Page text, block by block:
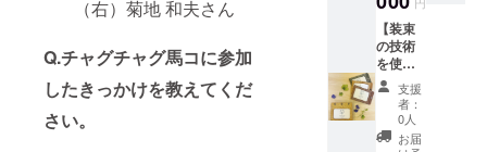
（右）菊地 和夫さん
Q.チャグチャグ馬コに参加
したきっかけを教えてくだ
さい。
力くだ
さい。
※返品・
交換は
承って
おりま
せんの
で、あ
入れ、
裏面は
着脱可
能な名
刺入れ
が付属
してい
ます。
常づか
いでき
るアイ
テムを
製作す
るブラ
ンドで
す。 ■
ン）」B
型就労
支援事
業所で
農用馬
の世話
や装束
製作を
【装束
の技術
を使っ
た革小
物
「RU.R
U.Q（ル
支援
者：
0人
お届